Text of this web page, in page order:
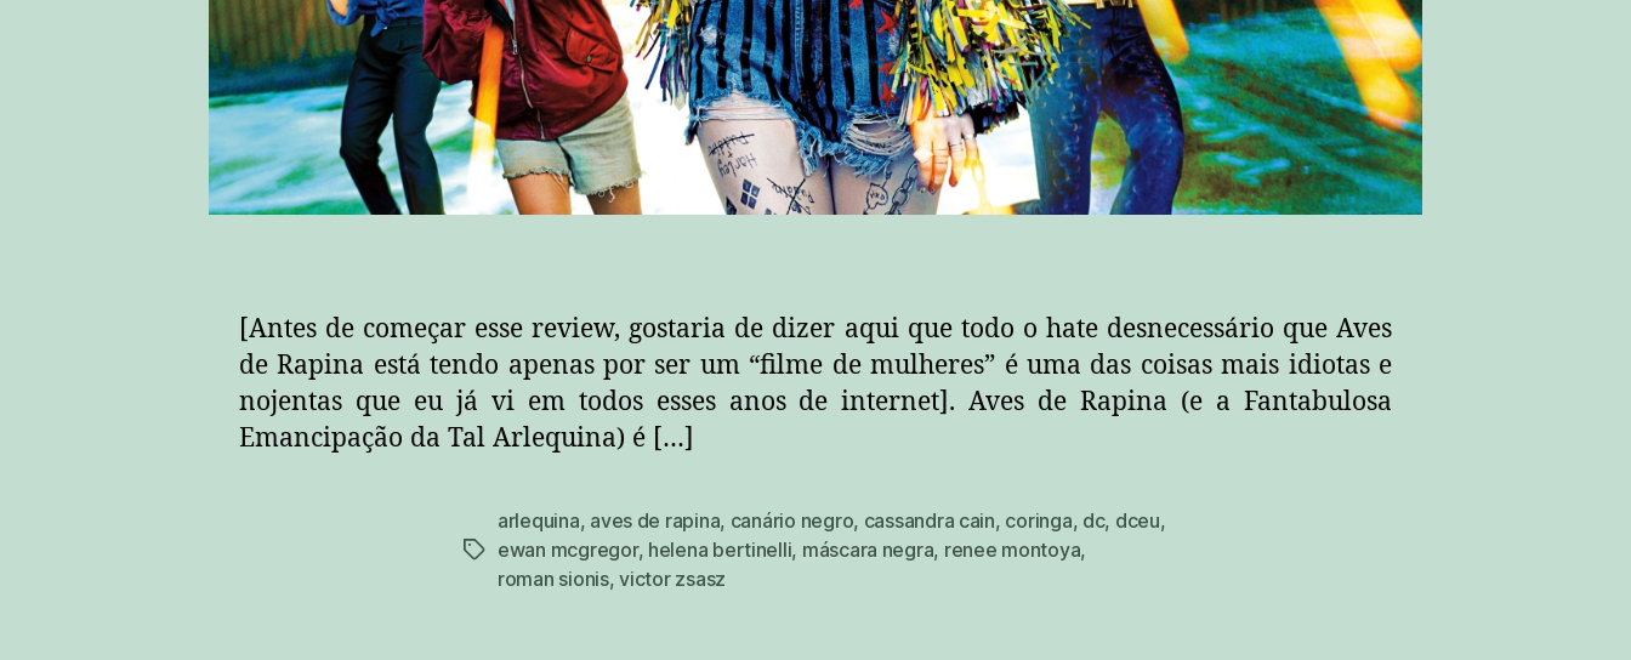
[Antes de começar esse review, gostaria de dizer aqui que todo o hate desnecessário que Aves
de Rapina está tendo apenas por ser um “filme de mulheres” é uma das coisas mais idiotas e
nojentas que eu já vi em todos esses anos de internet]. Aves de Rapina (e a Fantabulosa
Emancipação da Tal Arlequina) é […]
tags
arlequina, aves de rapina, canário negro, cassandra cain, coringa, dc, dceu,
ewan mcgregor, helena bertinelli, máscara negra, renee montoya,
roman sionis,victor zsasz